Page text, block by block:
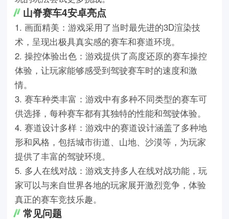
山脊赛车4安卓亮点
1. 画面精美：游戏采用了当时最先进的3D渲染技
术，呈现出极具真实感的赛车和赛道环境。
2. 操控体验出色：游戏提供了高度还原的赛车操控
体验，让玩家能够感受到驾驶赛车时的速度和激
情。
3. 赛车种类丰富：游戏中有多种不同类型的赛车可
供选择，每种赛车都有其独特的性能和驾驶体验。
4. 赛道设计多样：游戏中的赛道设计涵盖了多种地
形和风格，包括城市街道、山地、沙漠等，为玩家
提供了丰富的驾驶环境。
5. 多人在线对战：游戏支持多人在线对战功能，玩
家可以与来自世界各地的玩家展开激烈竞争，体验
真正的赛车竞技乐趣。
常见问题